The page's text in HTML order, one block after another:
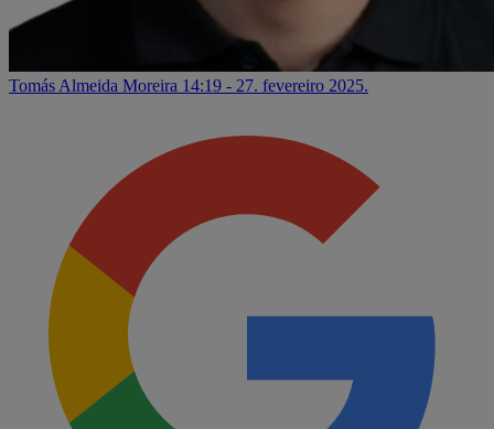
Tomás Almeida Moreira 14:19 - 27. fevereiro 2025.